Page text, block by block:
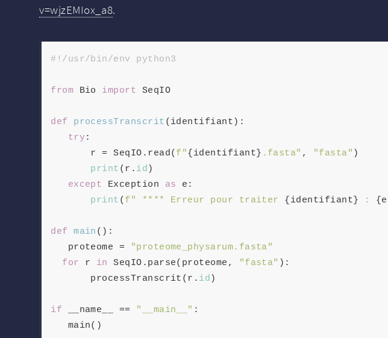
v=wjzEMIox_a8.
#!/usr/bin/env python3
from Bio import SeqIO
def processTranscrit (identifiant):
try:
       r = SeqIO.read(
f"{identifiant} .fasta" , "fasta" )
print (r. id )
except Exception as e:
print (f" **** Erreur pour traiter {identifiant} :
def main ():
   proteome =
"proteome_physarum.fasta"
for r in SeqIO.parse(proteome, "fasta" ):
       processTranscrit(r.
id )
if __name__ == "__main__" :
   main()